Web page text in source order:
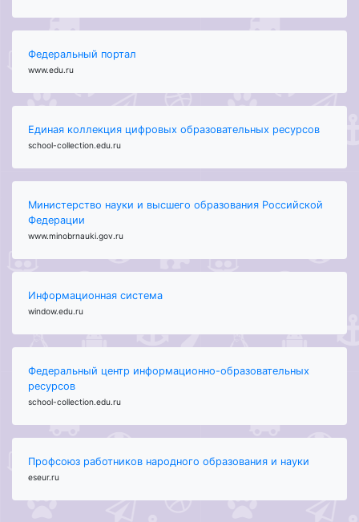
Федеральный портал
www.edu.ru
Единая коллекция цифровых образовательных ресурсов
school-collection.edu.ru
Министерство науки и высшего образования Российской
Федерации
www.minobrnauki.gov.ru
Информационная система
window.edu.ru
Федеральный центр информационно-образовательных
ресурсов
school-collection.edu.ru
Профсоюз работников народного образования и науки
eseur.ru